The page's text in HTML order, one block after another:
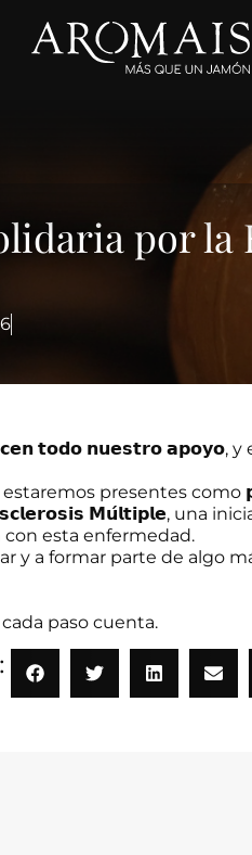
por la
𝘁𝗼𝗱𝗼 𝗻𝘂𝗲𝘀𝘁𝗿𝗼 𝗮𝗽𝗼𝘆𝗼, y
presentes como
𝗠𝘂́𝗹𝘁𝗶𝗽𝗹𝗲, una
esta enfermedad.
y a formar parte de algo
paso cuenta.